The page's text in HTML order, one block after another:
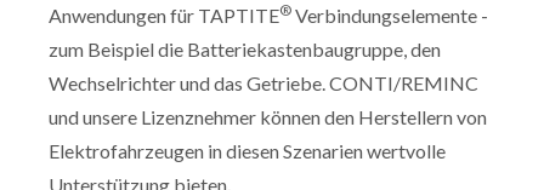
Anwendungen für TAPTITE® Verbindungselemente -
zum Beispiel die Batteriekastenbaugruppe, den
Wechselrichter und das Getriebe. CONTI/REMINC
und unsere Lizenznehmer können den Herstellern von
Elektrofahrzeugen in diesen Szenarien wertvolle
Unterstützung bieten.